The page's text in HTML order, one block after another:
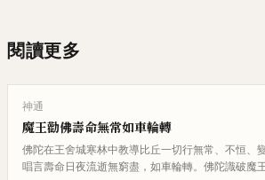
閱讀更多
神通
魔王勸佛壽命無常如車輪轉
佛陀在王舍城寒林中教導比丘一切行無常、不恒、
唱言壽命日夜流逝無窮盡，如車輪轉。佛陀識破魔